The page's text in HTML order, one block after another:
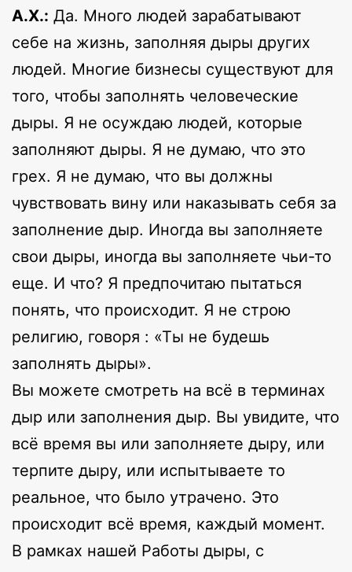
А.Х.: Да. Много людей зарабатывают
себе на жизнь, заполняя дыры других
людей. Многие бизнесы существуют для
того, чтобы заполнять человеческие
дыры. Я не осуждаю людей, которые
заполняют дыры. Я не думаю, что это
грех. Я не думаю, что вы должны
чувствовать вину или наказывать себя за
заполнение дыр. Иногда вы заполняете
свои дыры, иногда вы заполняете чьи-то
еще. И что? Я предпочитаю пытаться
понять, что происходит. Я не строю
религию, говоря : «Ты не будешь
заполнять дыры».
Вы можете смотреть на всё в терминах
дыр или заполнения дыр. Вы увидите, что
всё время вы или заполняете дыру, или
терпите дыру, или испытываете то
реальное, что было утрачено. Это
происходит всё время, каждый момент.
В рамках нашей Работы дыры, с